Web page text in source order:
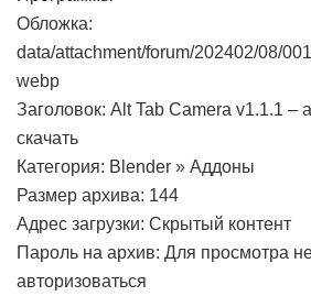
Обложка:
data/attachment/forum/202402/08/
webp
Заголовок: Alt Tab Camera v1.1.1 –
скачать
Категория: Blender » Аддоны
Размер архива: 144
Адрес загрузки: Скрытый контент
Пароль на архив: Для просмотра
авторизоваться